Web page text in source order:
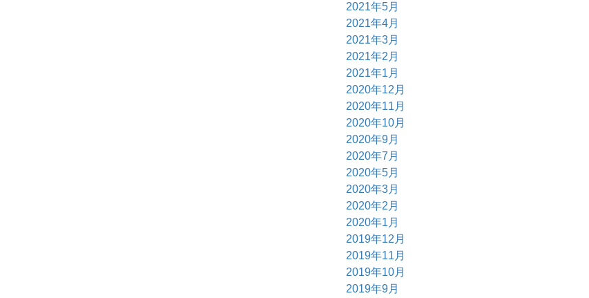
2021年5月
2021年4月
2021年3月
2021年2月
2021年1月
2020年12月
2020年11月
2020年10月
2020年9月
2020年7月
2020年5月
2020年3月
2020年2月
2020年1月
2019年12月
2019年11月
2019年10月
2019年9月